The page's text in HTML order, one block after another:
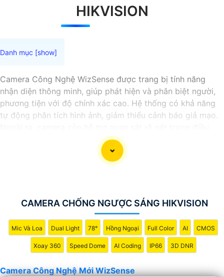
HIKVISION
Camera Công Nghệ WizSense được trang bị tính năng
nhận diện thông minh, giúp phát hiện và phân biệt người,
phương tiện với độ chính xác cao. Hệ thống có khả năng
tự động phân tích hình ảnh, giảm thiểu cảnh báo giả mạo.
kiện ánh sáng yếu nhờ công nghệ Starlight và các tính
năng này giúp nâng cao hiệu quả giám sát và bảo vệ an
CAMERA CHỐNG NGƯỢC SÁNG HIKVISION
Mic Và Loa Dual Light 78° Hồng Ngoại Full Color AI CMOS
Xoay 360 Speed Dome AI Coding IP66 3D DNR
Camera Công Nghệ Mới WizSense